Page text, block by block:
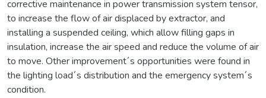
corrective maintenance in power transmission system tensor,
to increase the flow of air displaced by extractor, and
installing a suspended ceiling, which allow filling gaps in
insulation, increase the air speed and reduce the volume of air
to move. Other improvement´s opportunities were found in
the lighting load´s distribution and the emergency system´s
condition.